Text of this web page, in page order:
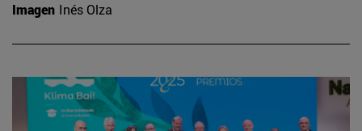
Imagen Inés Olza